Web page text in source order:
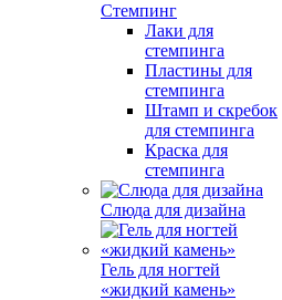
Стемпинг
Лаки для
стемпинга
Пластины для
стемпинга
Штамп и скребок
для стемпинга
Краска для
стемпинга
Слюда для дизайна
Гель для ногтей
«жидкий камень»